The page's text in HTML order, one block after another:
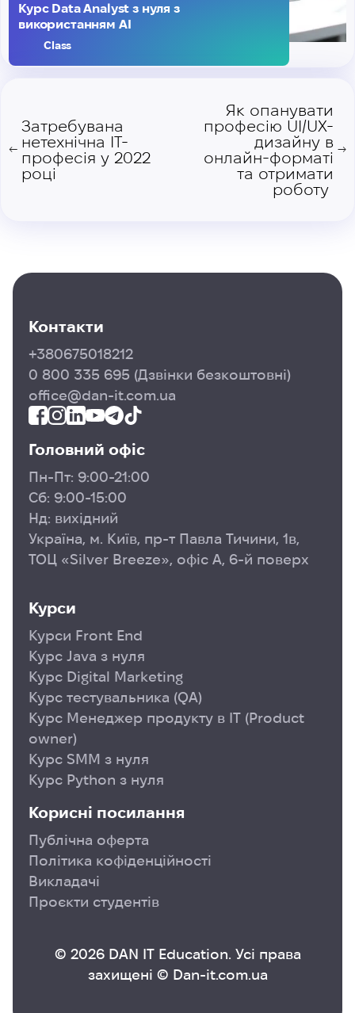
Курс Data Analyst з нуля з
використанням AI
Class
←
Затребувана
нетехнічна IT-
професія у 2022
році
Як опанувати
професію UI/UX-
дизайну в
онлайн-форматі
та отримати
роботу
→
Контакти
+380675018212
0 800 335 695 (Дзвінки безкоштовні)
office@dan-it.com.ua
Головний офіс
Пн-Пт: 9:00-21:00
Сб: 9:00-15:00
Нд: вихідний
Україна, м. Київ, пр-т Павла Тичини, 1в,
ТОЦ «Silver Breeze», офіс А, 6-й поверх
Курси
Курси Front End
Курс Java з нуля
Курс Digital Marketing
Курс тестувальника (QA)
Курс Менеджер продукту в ІТ (Product
owner)
Курс SMM з нуля
Курс Python з нуля
Корисні посилання
Публічна оферта
Політика кофіденційності
Викладачі
Проєкти студентів
© 2026 DAN IT Education. Усі права
захищені © Dan-it.com.ua